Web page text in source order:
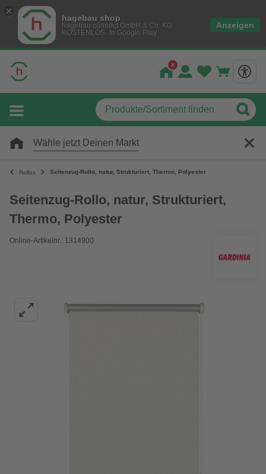
hagebau shop
hagebau connect GmbH & Co. KG
KOSTENLOS- In Google Play
Anzeigen
Wähle jetzt Deinen Markt
Rollos Seitenzug-Rollo, natur, Strukturiert, Thermo, Polyester
Seitenzug-Rollo, natur, Strukturiert,
Thermo, Polyester
Online-Artikelnr.: 1314900